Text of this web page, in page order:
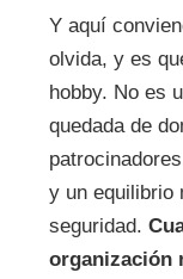
Y aquí
olvida, y es
hobby. No es
quedada de
y un equilibrio
seguridad.
organización